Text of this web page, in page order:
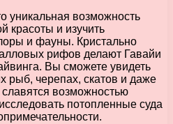
уникальная возможность
красоты и изучить
и фауны. Кристально
рифов делают Гавайи
Вы сможете увидеть
рыб, черепах, скатов и даже
возможностью
потопленные суда